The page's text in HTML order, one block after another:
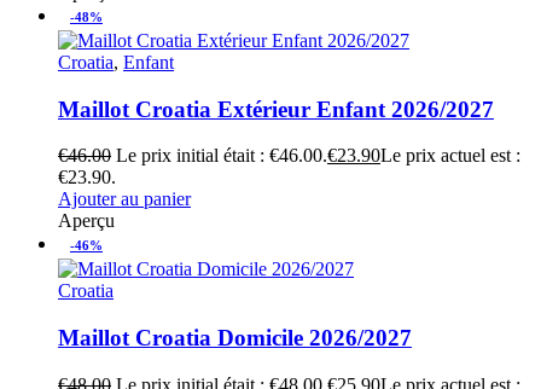
-48%
Croatia, Enfant
Maillot Croatia Extérieur Enfant 2026/2027
€46.00 Le prix initial était : €46.00.€23.90Le prix actuel est :
€23.90.
Ajouter au panier
Aperçu
-46%
Croatia
Maillot Croatia Domicile 2026/2027
€48.00 Le prix initial était : €48.00.€25.90Le prix actuel est :